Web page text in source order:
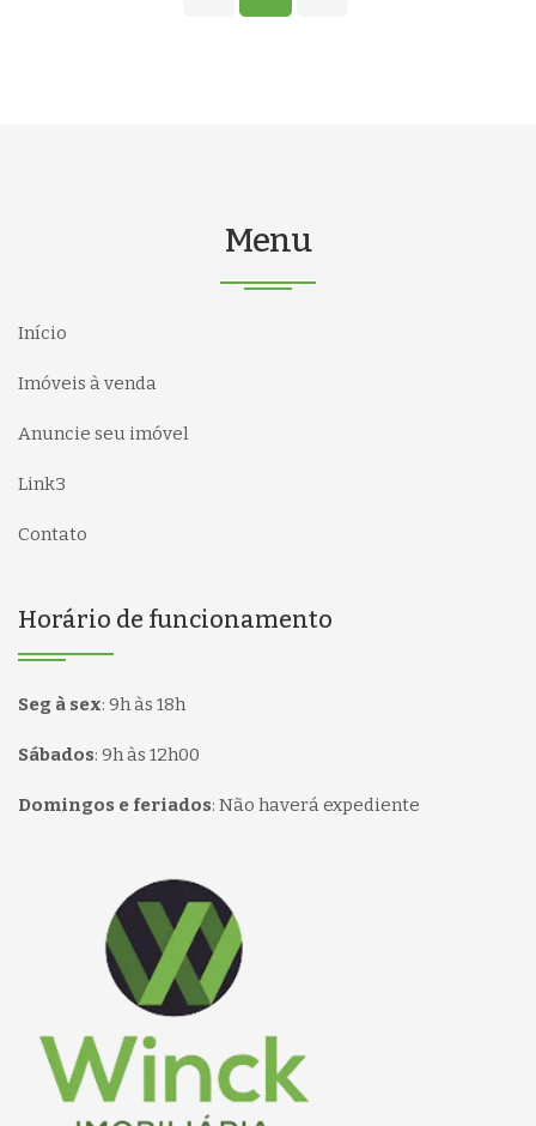
Menu
Início
Imóveis à venda
Anuncie seu imóvel
Link3
Contato
Horário de funcionamento
Seg à sex: 9h às 18h
Sábados: 9h às 12h00
Domingos e feriados: Não haverá expediente
Página inicial